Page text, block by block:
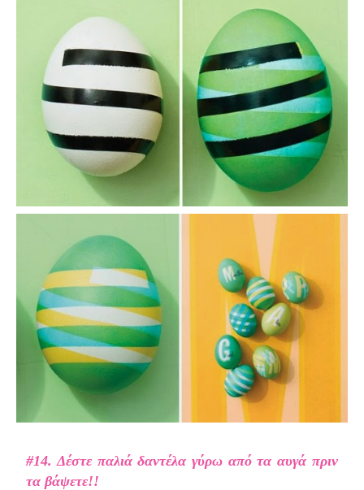
#14. Δέστε παλιά δαντέλα γύρω από τα αυγά πριν
τα βάψετε!!